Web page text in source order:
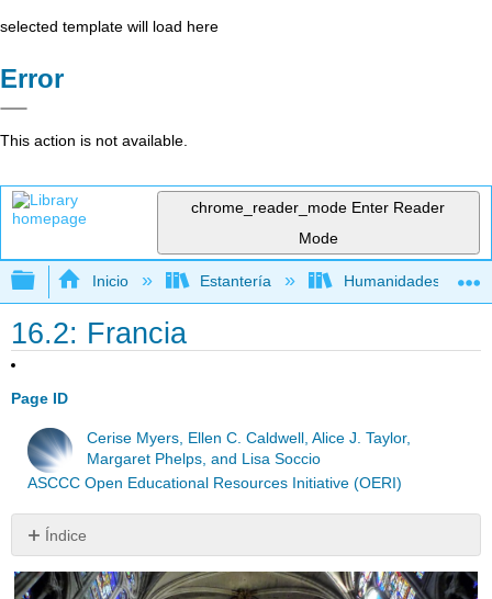
selected template will load here
Error
This action is not available.
chrome_reader_mode Enter Reader
Mode
Expandir/contraer jerarquía global
Inicio Estantería Humanidades
16.2: Francia
Page ID
Cerise Myers, Ellen C. Caldwell, Alice J. Taylor,
Margaret Phelps, and Lisa Soccio
ASCCC Open Educational Resources Initiative (OERI)
Índice
de